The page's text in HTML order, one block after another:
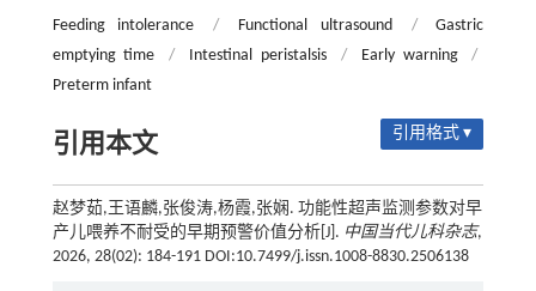
Feeding intolerance / Functional ultrasound /
Gastric
emptying time
/ Intestinal peristalsis / Early warning
/
Preterm infant
引用本文 引用格式 ▾
赵梦茹,王语麟,张俊涛,杨霞,张娴. 功能性超声监测参数对早
产儿喂养不耐受的早期预警价值分析[J]. 中国当代儿科杂志,
2026, 28(02): 184-191 DOI:10.7499/j.issn.1008-8830.2506138